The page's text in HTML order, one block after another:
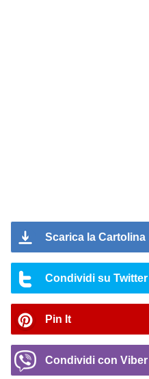
Scarica la Cartolina
Condividi su Twitter
Pin It
Condividi con Viber